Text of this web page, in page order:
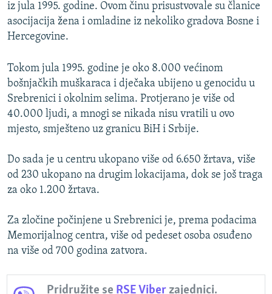
iz jula 1995. godine. Ovom činu prisustvovale su članice
asocijacija žena i omladine iz nekoliko gradova Bosne i
Hercegovine.
Tokom jula 1995. godine je oko 8.000 većinom
bošnjačkih muškaraca i dječaka ubijeno u genocidu u
Srebrenici i okolnim selima. Protjerano je više od
40.000 ljudi, a mnogi se nikada nisu vratili u ovo
mjesto, smješteno uz granicu BiH i Srbije.
Do sada je u centru ukopano više od 6.650 žrtava, više
od 230 ukopano na drugim lokacijama, dok se još traga
za oko 1.200 žrtava.
Za zločine počinjene u Srebrenici je, prema podacima
Memorijalnog centra, više od pedeset osoba osuđeno
na više od 700 godina zatvora.
Pridružite se RSE Viberzajednici.